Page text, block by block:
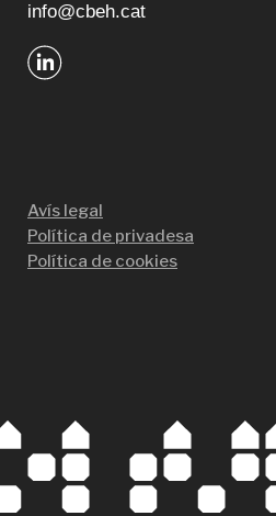
info@cbeh.cat
Avís legal
Política de privadesa
Política de cookies